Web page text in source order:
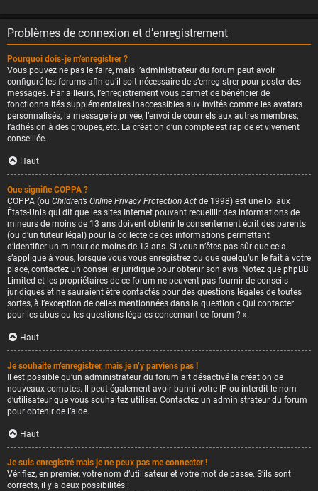
Problèmes de connexion et d’enregistrement
Pourquoi dois-je m’enregistrer ?
Vous pouvez ne pas le faire, mais l’administrateur du forum peut avoir
configuré les forums afin qu’il soit nécessaire de s’enregistrer pour poster des
messages. Par ailleurs, l’enregistrement vous permet de bénéficier de
fonctionnalités supplémentaires inaccessibles aux invités comme les avatars
personnalisés, la messagerie privée, l’envoi de courriels aux autres membres,
l’adhésion à des groupes, etc. La création d’un compte est rapide et vivement
conseillée.
Haut
Que signifie COPPA ?
COPPA (ou Children’s Online Privacy Protection Act de 1998) est une loi aux
États-Unis qui dit que les sites Internet pouvant recueillir des informations de
mineurs de moins de 13 ans doivent obtenir le consentement écrit des parents
(ou d’un tuteur légal) pour la collecte de ces informations permettant
d’identifier un mineur de moins de 13 ans. Si vous n’êtes pas sûr que cela
s’applique à vous, lorsque vous vous enregistrez ou que quelqu’un le fait à votre
place, contactez un conseiller juridique pour obtenir son avis. Notez que phpBB
Limited et les propriétaires de ce forum ne peuvent pas fournir de conseils
juridiques et ne sauraient être contactés pour des questions légales de toutes
sortes, à l’exception de celles mentionnées dans la question « Qui contacter
pour les abus ou les questions légales concernant ce forum ? ».
Haut
Je souhaite m’enregistrer, mais je n’y parviens pas !
Il est possible qu’un administrateur du forum ait désactivé la création de
nouveaux comptes. Il peut également avoir banni votre IP ou interdit le nom
d’utilisateur que vous souhaitez utiliser. Contactez un administrateur du forum
pour obtenir de l’aide.
Haut
Je suis enregistré mais je ne peux pas me connecter !
Vérifiez, en premier, votre nom d’utilisateur et votre mot de passe. S’ils sont
corrects, il y a deux possibilités :